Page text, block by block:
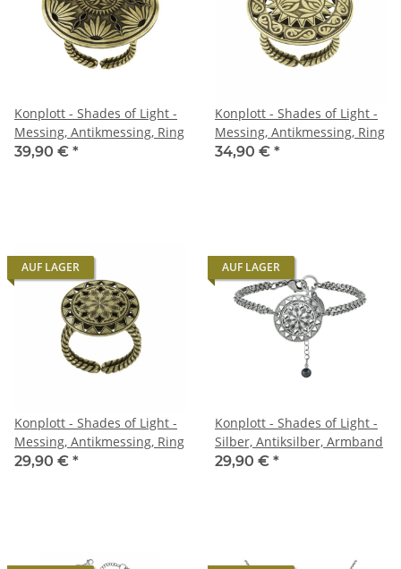
Konplott - Shades of Light -
Messing, Antikmessing, Ring
39,90 € *
Konplott - Shades of Light -
Messing, Antikmessing, Ring
34,90 € *
AUF LAGER
Konplott - Shades of Light -
Messing, Antikmessing, Ring
29,90 € *
AUF LAGER
Konplott - Shades of Light -
Silber, Antiksilber, Armband
29,90 € *